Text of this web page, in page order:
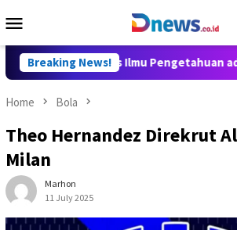
to
Menu
Breaking News!
Aditya: Akses Ilmu Pengetahuan adalah
Home Bola
Theo Hernandez Direkrut
Milan
Marhon
11 July 2025